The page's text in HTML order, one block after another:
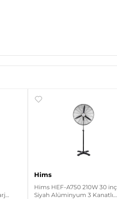
Hims
Hims HEF-A750 210W 30 inç
Siyah Alüminyum 3 Kanatlı